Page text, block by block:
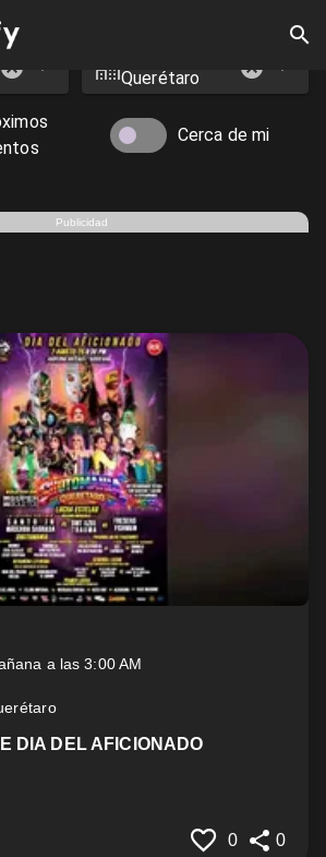
- Eventufy 2026 | Eventufy
Querétaro
Cerca de mi
Publicidad
a las 3:00 AM
DIA DEL AFICIONADO
0 0